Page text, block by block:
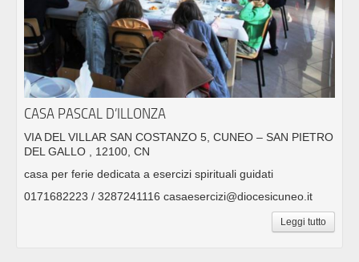
CASA PASCAL D’ILLONZA
VIA DEL VILLAR SAN COSTANZO 5, CUNEO – SAN PIETRO
DEL GALLO , 12100, CN
casa per ferie dedicata a esercizi spirituali guidati
0171682223 / 3287241116 casaesercizi@diocesicuneo.it
Leggi tutto